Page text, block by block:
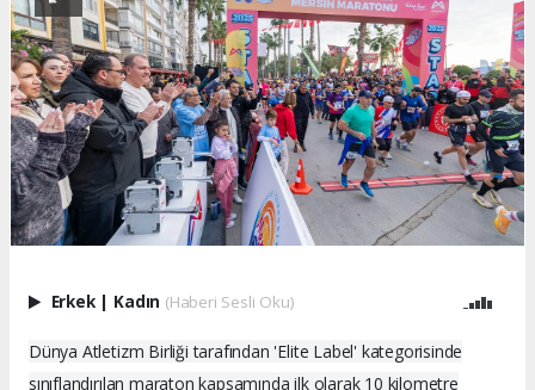
Erkek Kadın (Haberi Sesli Oku)
Dünya Atletizm Birliği tarafından 'Elite Label' kategorisinde
sınıflandırılan maraton kapsamında ilk olarak 10 kilometre